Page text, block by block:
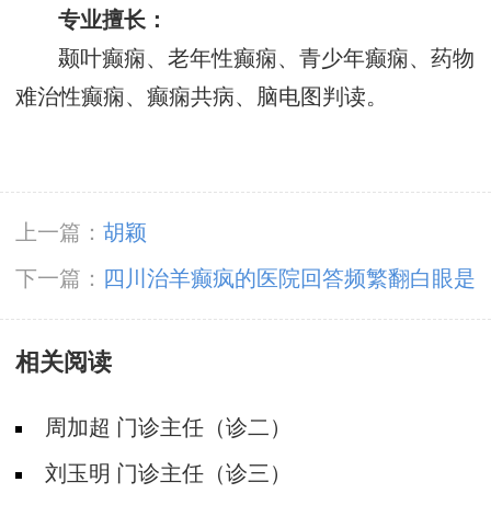
专业擅长：
颞叶癫痫、老年性癫痫、青少年癫痫、药物
难治性癫痫、癫痫共病、脑电图判读。
上一篇： 胡颖
下一篇：
四川治羊癫疯的医院回答频繁翻白眼是
得了癫痫病吗?
相关阅读
周加超 门诊主任（诊二）
刘玉明 门诊主任（诊三）